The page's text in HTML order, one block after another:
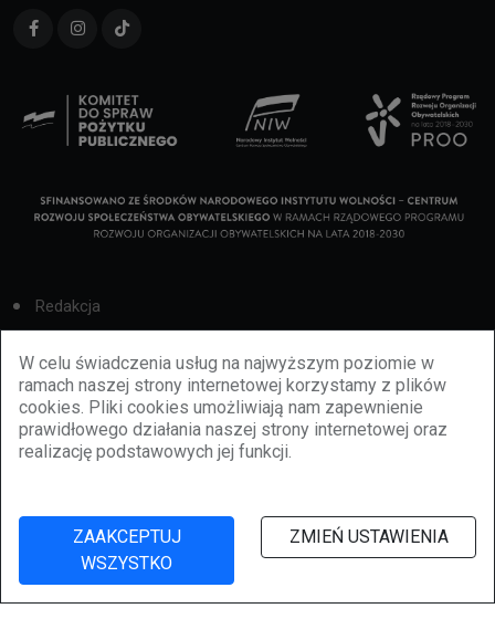
W celu świadczenia usług na najwyższym poziomie w
ramach naszej strony internetowej korzystamy z plików
cookies. Pliki cookies umożliwiają nam zapewnienie
prawidłowego działania naszej strony internetowej oraz
realizację podstawowych jej funkcji.
ZAAKCEPTUJ
WSZYSTKO
ZMIEŃ USTAWIENIA
Redakcja
Cookies
Reklama
BBiletomania